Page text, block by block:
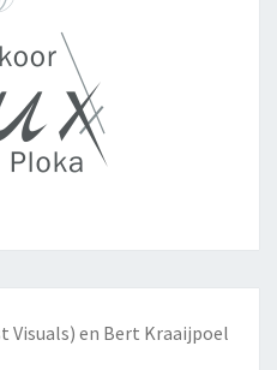
Visuals) en Bert Kraaijpoel